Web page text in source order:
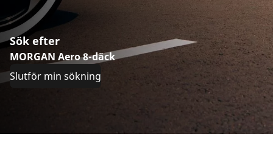
Sök efter
MORGAN Aero 8-däck
Slutför min sökning